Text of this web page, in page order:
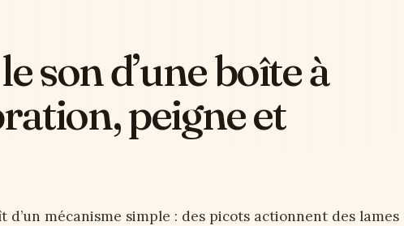
son d’une boîte à
peigne et
d’un mécanisme simple : des picots actionnent des lames